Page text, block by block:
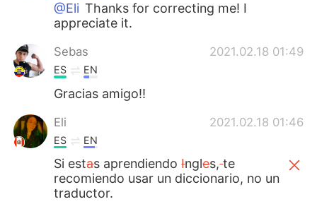
@Eli Thanks for correcting me! I
appreciate it.
Sebas 2021.02.18 01:49
ES EN
Gracias amigo!!
Eli 2021.02.18 01:46
ES EN
Si estas aprendiendoIngles, te
recomiendo usar un diccionario, no un
traductor.